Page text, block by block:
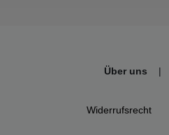
Über uns |
Widerrufs­recht